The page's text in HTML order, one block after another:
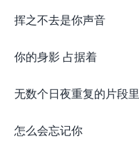
挥之不去是你声音
你的身影 占据着
无数个日夜重复的片段里
怎么会忘记你